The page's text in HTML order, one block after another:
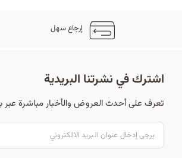
إرجاع سهل
اشترك في نشرتنا البريدية
تعرف على أحدث العروض والأخبار مباشرة عبر